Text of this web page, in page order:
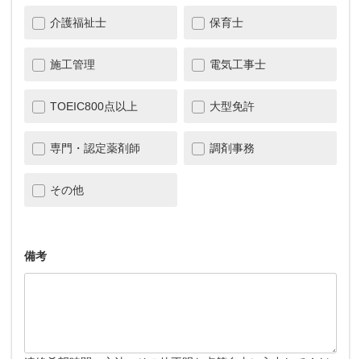
介護福祉士 保育士
施工管理 電気工事士
TOEIC800点以上 大型免許
専門・認定薬剤師 調剤事務
その他
備考